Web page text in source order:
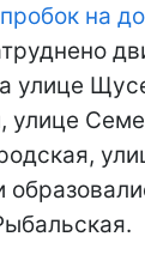
на
улице
улице